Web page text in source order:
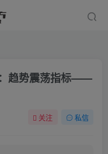
趋势震荡指标——
关注 私信